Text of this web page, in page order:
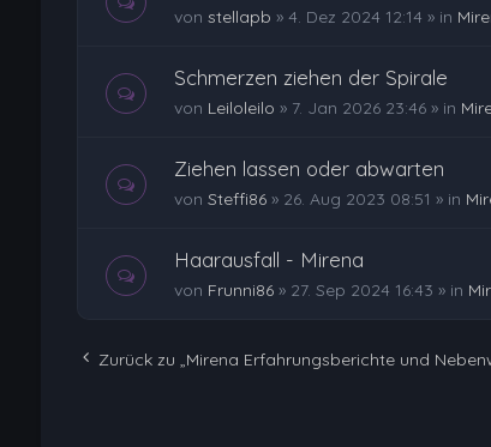
von stellapb » 4. Dez 2024 12:14 » in
Schmerzen ziehen der Spirale
von Leiloleilo » 7. Jan 2026 23:46» in
Ziehen lassen oder abwarten
von Steffi86» 26. Aug 2023 08:51 » in
Haarausfall - Mirena
von Frunni86» 27. Sep 2024 16:43 » in
Zurück zu „Mirena Erfahrungsberichte und